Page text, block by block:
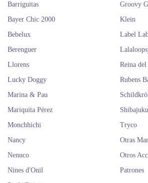
Barriguitas
Bayer Chic 2000
Bebelux
Berenguer
Groovy
Klein
Label
Llorens
Lucky Doggy
Marina & Pau
Mariquita Pérez
Monchhichi
Nancy
Nenuco
Nines d'Onil
Reina
Rubens
Shibajuku
Tryco
Otras
Otros
Patrones